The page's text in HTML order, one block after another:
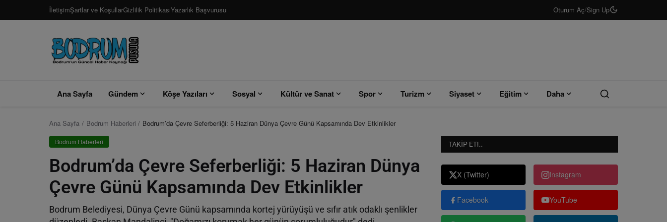
İletişimŞartlar ve KoşullarGizlilik PolitikasıYazarlık Başvurusu Oturum Aç/Sign Up
Ana Sayfa Gündem Köşe Yazıları Sosyal Kültür ve Sanat Spor Turizm Siyaset Eğitim Daha
Ana Sayfa Bodrum Haberleri Bodrum’da Çevre Seferberliği: 5 Haziran Dünya Çevre Günü Kapsamında Dev Etkinlikler
Bodrum Haberleri
Bodrum’da Çevre Seferberliği: 5 Haziran Dünya
Çevre Günü Kapsamında Dev Etkinlikler
Bodrum Belediyesi, Dünya Çevre Günü kapsamında kortej yürüyüşü ve sıfır atık odaklı şenlikler
TAKIP ET!..
X (Twitter) Instagram
Facebook YouTube